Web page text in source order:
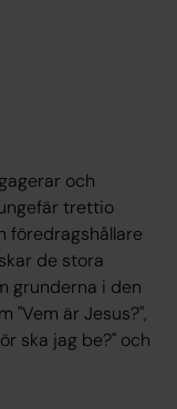
och
trettio
föredragshållare
de stora
grunderna i den
"Vem är Jesus?",
ska jag be?" och